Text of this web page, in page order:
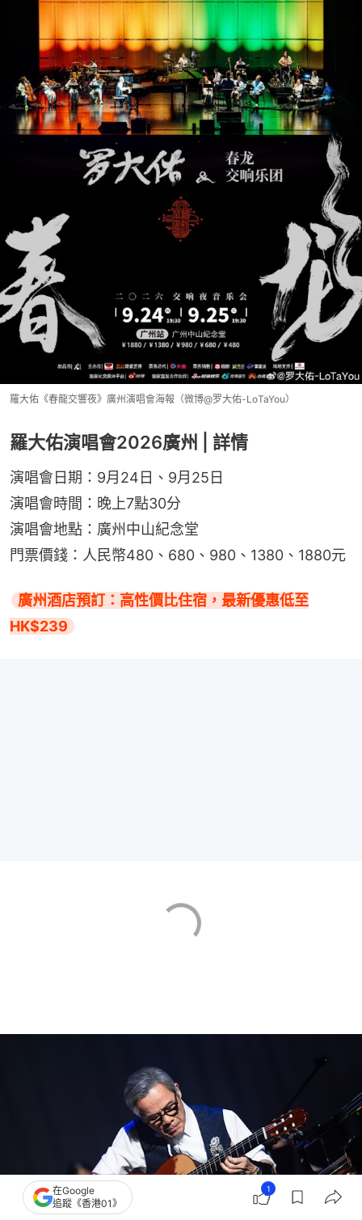
羅大佑《春龍交響夜》廣州演唱會海報（微博@罗大佑-LoTaYou）
羅大佑演唱會2026廣州 | 詳情
演唱會日期：9月24日、9月25日
演唱會時間：晚上7點30分
演唱會地點：廣州中山紀念堂
門票價錢：人民幣480、680、980、1380、1880元
廣州酒店預訂：高性價比住宿，最新優惠低至
HK$239
在Google
追蹤《香港01》
1